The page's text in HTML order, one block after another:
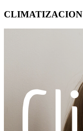
CLIMATIZACION